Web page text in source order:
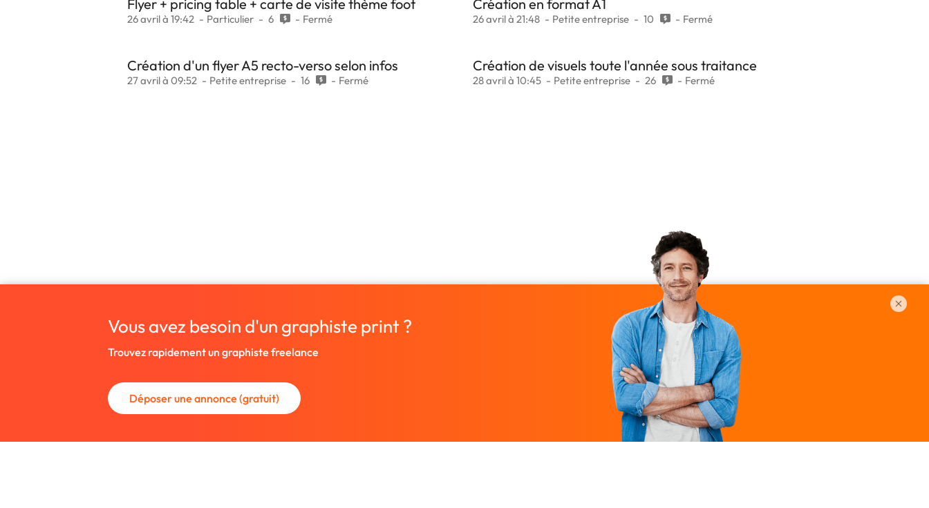
Flyer + pricing table + carte de visite thème foot
26 avril à 19:42 Particulier 6 Fermé
Création en format A1
26 avril à 21:48 Petite entreprise 10 Fermé
Création d'un flyer A5 recto-verso selon infos
27 avril à 09:52 Petite entreprise 16 Fermé
Création de visuels toute l'année sous traitance
28 avril à 10:45 Petite entreprise 26 Fermé
Vous avez besoin d'un graphiste print ?
Trouvez rapidement un graphiste freelance
Déposer une annonce (gratuit)